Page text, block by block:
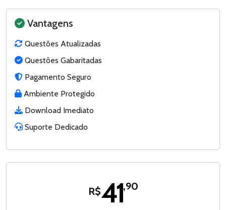
Vantagens
Questões Atualizadas
Questões Gabaritadas
Pagamento Seguro
Ambiente Protegido
Download Imediato
Suporte Dedicado
R$41,90